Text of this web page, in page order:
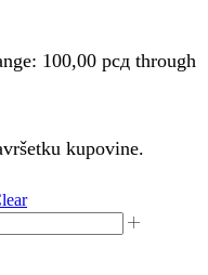
100,00 рсд through
kupovine.